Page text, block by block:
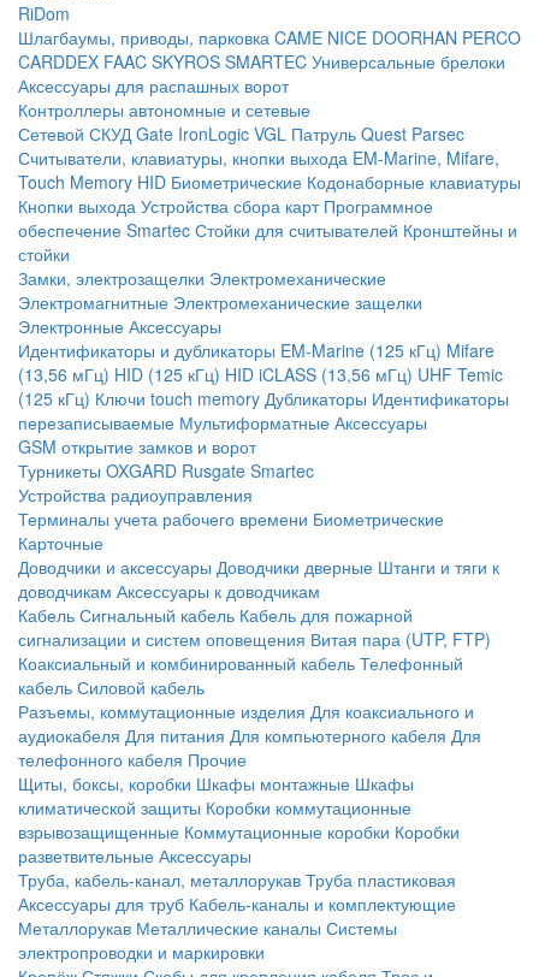
RiDom
Шлагбаумы, приводы, парковка CAME NICE DOORHAN PERCO
CARDDEX FAAC SKYROS SMARTEC Универсальные брелоки
Аксессуары для распашных ворот
Контроллеры автономные и сетевые
Сетевой СКУД Gate IronLogic VGL Патруль Quest Parsec
Считыватели, клавиатуры, кнопки выхода EM-Marine, Mifare,
Touch Memory HID Биометрические Кодонаборные клавиатуры
Кнопки выхода Устройства сбора карт Программное
обеспечение Smartec Стойки для считывателей Кронштейны и
стойки
Замки, электрозащелки Электромеханические
Электромагнитные Электромеханические защелки
Электронные Аксессуары
Идентификаторы и дубликаторы EM-Marine (125 кГц) Mifare
(13,56 мГц) HID (125 кГц) HID iCLASS (13,56 мГц) UHF Temic
(125 кГц) Ключи touch memory Дубликаторы Идентификаторы
перезаписываемые Мультиформатные Аксессуары
GSM открытие замков и ворот
Турникеты OXGARD Rusgate Smartec
Устройства радиоуправления
Терминалы учета рабочего времени Биометрические
Карточные
Доводчики и аксессуары Доводчики дверные Штанги и тяги к
доводчикам Аксессуары к доводчикам
Кабель Сигнальный кабель Кабель для пожарной
сигнализации и систем оповещения Витая пара (UTP, FTP)
Коаксиальный и комбинированный кабель Телефонный
кабель Силовой кабель
Разъемы, коммутационные изделия Для коаксиального и
аудиокабеля Для питания Для компьютерного кабеля Для
телефонного кабеля Прочие
Щиты, боксы, коробки Шкафы монтажные Шкафы
климатической защиты Коробки коммутационные
взрывозащищенные Коммутационные коробки Коробки
разветвительные Аксессуары
Труба, кабель-канал, металлорукав Труба пластиковая
Аксессуары для труб Кабель-каналы и комплектующие
Металлорукав Металлические каналы Системы
электропроводки и маркировки